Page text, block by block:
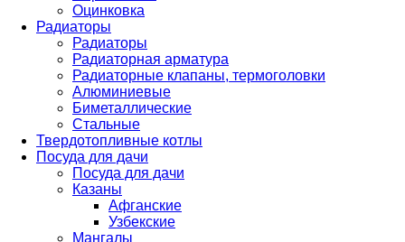
Оцинковка
Радиаторы
Радиаторы
Радиаторная арматура
Радиаторные клапаны, термоголовки
Алюминиевые
Биметаллические
Стальные
Твердотопливные котлы
Посуда для дачи
Посуда для дачи
Казаны
Афганские
Узбекские
Мангалы